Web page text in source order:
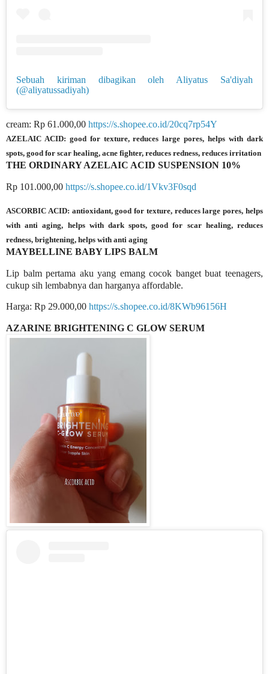
Sebuah kiriman dibagikan oleh Aliyatus Sa'diyah
(@aliyatussadiyah)
cream: Rp 61.000,00 https://s.shopee.co.id/20cq7rp54Y
AZELAIC ACID: good for texture, reduces large pores, helps with dark
spots, good for scar healing, acne fighter, reduces redness, reduces irritation
THE ORDINARY AZELAIC ACID SUSPENSION 10%
Rp 101.000,00 https://s.shopee.co.id/1Vkv3F0sqd
ASCORBIC ACID: antioxidant, good for texture, reduces large pores, helps
with anti aging, helps with dark spots, good for scar healing, reduces
redness, brightening, helps with anti aging
MAYBELLINE BABY LIPS BALM
Lip balm pertama aku yang emang cocok banget buat teenagers,
cukup sih lembabnya dan harganya affordable.
Harga: Rp 29.000,00 https://s.shopee.co.id/8KWb96156H
AZARINE BRIGHTENING C GLOW SERUM